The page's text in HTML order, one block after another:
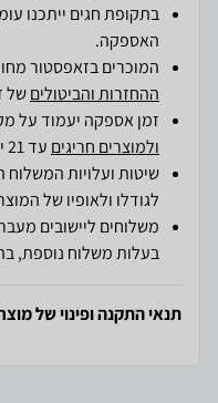
בתקופת חגים ייתכנו
האספקה.
המוכרים בזאפסטור
ההחזרות והביטוליםשל
זמן אספקה יעמוד על מקס' 7 ימי עסקים מיום
ולמוצרים חריגים עד 21 ימי עסקים .
שיטות ועלויות
לגודלו ולאופיו של
משלוחים ליישובים
בעלות משלוח נוספת,
תנאי התקנה ופינוי של